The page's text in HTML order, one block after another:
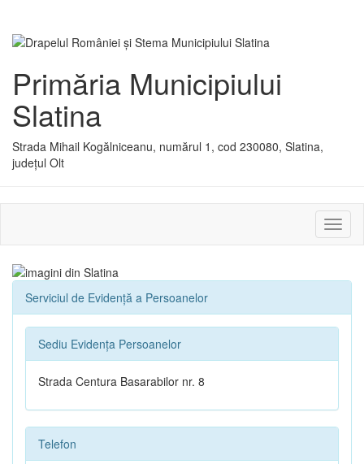
Primăria Municipiului
Slatina
Strada Mihail Kogălniceanu, numărul 1, cod 230080, Slatina,
județul Olt
sau
Serviciul de Evidenţă a Persoanelor
Sediu Evidența Persoanelor
Strada Centura Basarabilor nr. 8
Telefon